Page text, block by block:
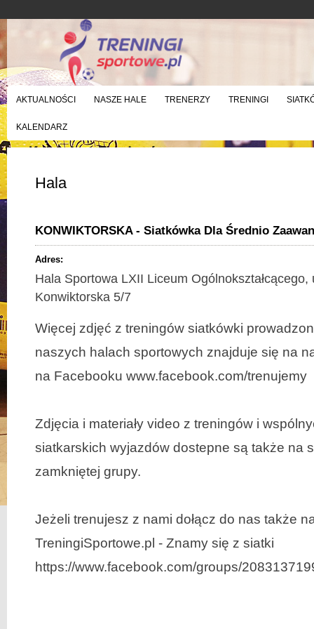
AKTUALNOŚCI NASZE HALE TRENERZY TRENINGI
KALENDARZ
Hala
KONWIKTORSKA - Siatkówka Dla Średnio
Adres:
Hala Sportowa LXII Liceum Ogólnokształcącego,
Konwiktorska 5/7
Więcej zdjęć z treningów siatkówki
naszych halach sportowych znajduje się na
na Facebooku www.facebook.com/trenujemy
Zdjęcia i materiały video z treningów i
siatkarskich wyjazdów dostepne są także na
zamkniętej grupy.
Jeżeli trenujesz z nami dołącz do nas także
TreningiSportowe.pl - Znamy się z siatki
https://www.facebook.com/groups/